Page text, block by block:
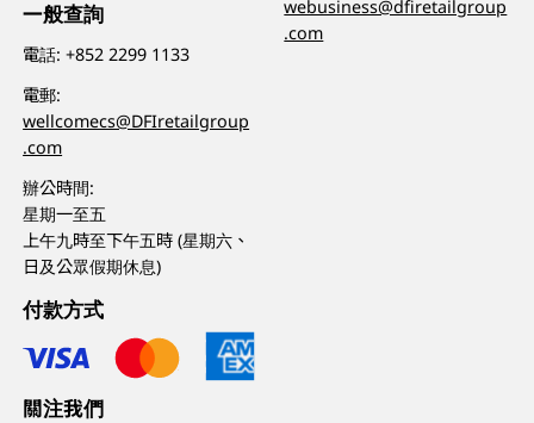
一般查詢
電話:+852 2299 1133
電郵:
wellcomecs@DFIretailgroup
.com
辦公時間:
星期一至五
上午九時至下午五時 (星期六、
日及公眾假期休息)
webusiness@dfiretailgroup
.com
付款方式
關注我們